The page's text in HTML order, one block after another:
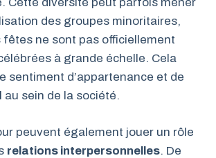
Cette diversité peut parfois mener
des groupes minoritaires,
fêtes ne sont pas officiellement
à grande échelle. Cela
sentiment d’appartenance et de
au sein de la société.
peuvent également jouer un rôle
relations interpersonnelles. De